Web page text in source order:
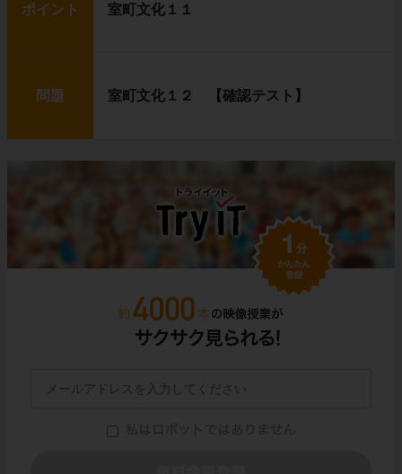
ポイント 室町文化１１
問題 室町文化１２ 【確認テスト】